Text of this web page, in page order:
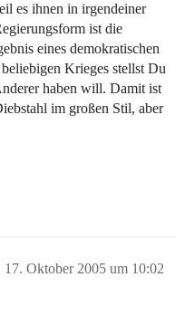
es ihnen in irgendeiner
ist die
eines demokratischen
Krieges stellst Du
haben will. Damit ist
im großen Stil, aber
17. Oktober 2005 um 10:02